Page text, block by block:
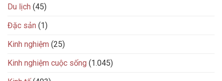
Du lịch (45)
Đặc sản (1)
Kinh nghiệm (25)
Kinh nghiệm cuộc sống (1.045)